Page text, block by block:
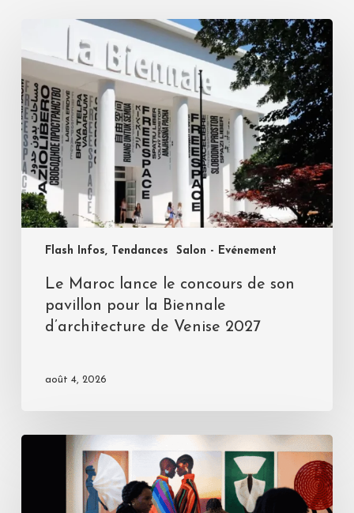
Flash Infos, Tendances Salon - Evénement
Le Maroc lance le concours de son
pavillon pour la Biennale
d’architecture de Venise 2027
août 4, 2026